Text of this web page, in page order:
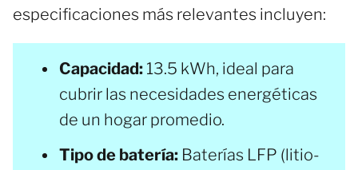
especificaciones más relevantes incluyen:
Capacidad: 13.5 kWh, ideal para
cubrir las necesidades energéticas
de un hogar promedio.
Tipo de batería: Baterías LFP (litio-